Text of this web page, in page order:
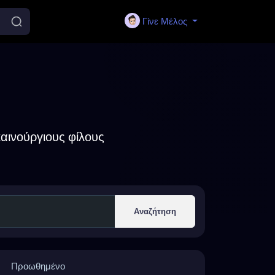
Γίνε Μέλος
φίλους
Αναζήτηση
Προωθημένο